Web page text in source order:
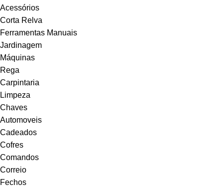
Acessórios
Corta Relva
Ferramentas Manuais
Jardinagem
Máquinas
Rega
Carpintaria
Limpeza
Chaves
Automoveis
Cadeados
Cofres
Comandos
Correio
Fechos